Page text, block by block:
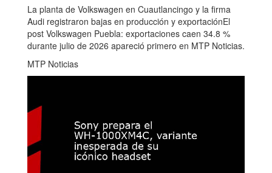
La planta de Volkswagen en Cuautlancingo y la firma
Audi registraron bajas en producción y exportaciónEl
post Volkswagen Puebla: exportaciones caen 34.8 %
durante julio de 2026 apareció primero en MTP Noticias.
MTP Noticias